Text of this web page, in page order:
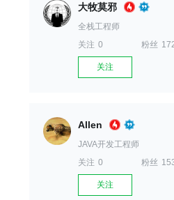
大牧莫邪
全栈工程师
关注 0 粉丝
关注
Allen
JAVA开发工程师
关注 0 粉丝
关注